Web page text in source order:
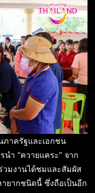
ภาครัฐและเอกชน
ำ “ควายแคระ” จาก
วมงานได้ชมและสัมผัส
ยากชนิดนี้ ซึ่งถือเป็นอีก